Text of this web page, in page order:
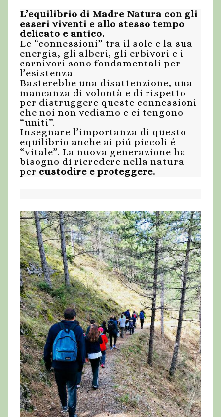
L’equilibrio di Madre Natura con gli
esseri viventi e allo stesso tempo
delicato e antico.
Le “connessioni” tra il sole e la sua
energia, gli alberi, gli erbivori e i
carnivori sono fondamentali per
l’esistenza.
Basterebbe una disattenzione, una
mancanza di volontà e di rispetto
per distruggere queste connessioni
che noi non vediamo e ci tengono
“uniti”.
Insegnare l’importanza di questo
equilibrio anche ai piú piccoli é
“vitale”. La nuova generazione ha
bisogno di ricredere nella natura
per custodire e proteggere.